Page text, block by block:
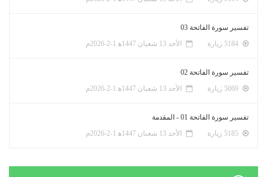
تفسير سورة الفاتحة 03
الأحد 13 شعبان 1447ﻫ 1-2-2026م
تفسير سورة الفاتحة 02
الأحد 13 شعبان 1447ﻫ 1-2-2026م
تفسير سورة الفاتحة 01 - المقدمة
الأحد 13 شعبان 1447ﻫ 1-2-2026م